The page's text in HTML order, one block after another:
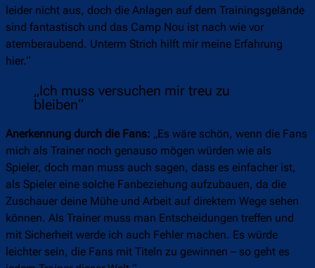
leider nicht aus, doch die Anlagen auf dem Trainingsgelände
sind fantastisch und das Camp Nou ist nach wie vor
atemberaubend. Unterm Strich hilft mir meine Erfahrung
hier.“
„Ich muss versuchen mir treu zu
bleiben“
Anerkennung durch die Fans: „Es wäre schön, wenn die Fans
mich als Trainer noch genauso mögen würden wie als
Spieler, doch man muss auch sagen, dass es einfacher ist,
als Spieler eine solche Fanbeziehung aufzubauen, da die
Zuschauer deine Mühe und Arbeit auf direktem Wege sehen
können. Als Trainer muss man Entscheidungen treffen und
mit Sicherheit werde ich auch Fehler machen. Es würde
leichter sein, die Fans mit Titeln zu gewinnen – so geht es